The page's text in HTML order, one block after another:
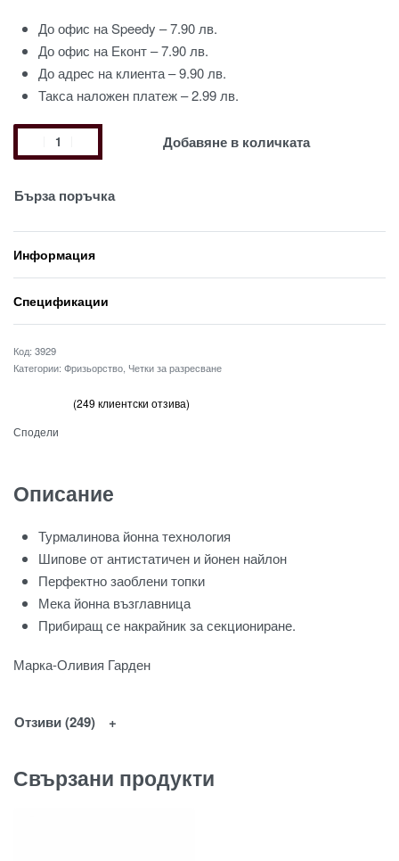
До офис на Speedy – 7.90 лв.
До офис на Еконт – 7.90 лв.
До адрес на клиента – 9.90 лв.
Такса наложен платеж – 2.99 лв.
Добавяне в количката
Бърза поръчка
Информация
Спецификации
3929
Категории: Фризьорство, Четки за разресване
(249 клиентски отзива)
Сподели
Описание
Турмалинова йонна технология
Шипове от антистатичен и йонен найлон
Перфектно заоблени топки
Мека йонна възглавница
Прибиращ се накрайник за секциониране.
Марка-Оливия Гарден
Отзиви (249)
Свързани продукти